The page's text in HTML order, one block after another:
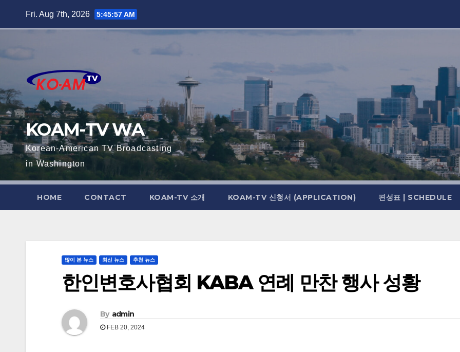
Fri. Aug 7th, 2026 5:45:58 AM
KOAM-TV WA
Korean-American TV Broadcasting
in Washington
HOME CONTACT KOAM-TV 소개 KOAM-TV 신청서 (APPLICATION) 편성표 | SCHEDULE
많이 본 뉴스 최신 뉴스 추천 뉴스
한인변호사협회 KABA 연례 만찬 행사 성황
By admin
FEB 20, 2024